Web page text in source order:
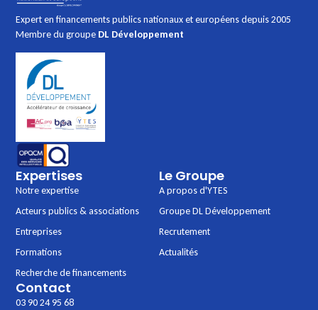
Expert en financements publics nationaux et européens depuis 2005
Membre du groupe DL Développement
Expertises
Notre expertise
Acteurs publics & associations
Entreprises
Formations
Recherche de financements
Le Groupe
A propos d'YTES
Groupe DL Développement
Recrutement
Actualités
Contact
03 90 24 95 68